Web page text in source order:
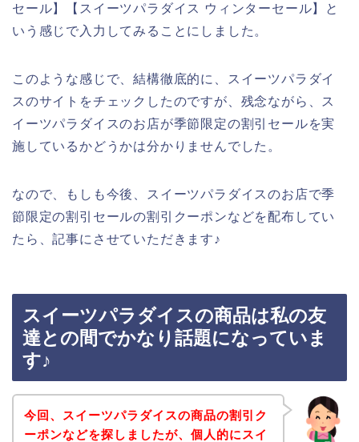
セール】【スイーツパラダイス ウィンターセール】と
いう感じで入力してみることにしました。
このような感じで、結構徹底的に、スイーツパラダイ
スのサイトをチェックしたのですが、残念ながら、ス
イーツパラダイスのお店が季節限定の割引セールを実
施しているかどうかは分かりませんでした。
なので、もしも今後、スイーツパラダイスのお店で季
節限定の割引セールの割引クーポンなどを配布してい
たら、記事にさせていただきます♪
スイーツパラダイスの商品は私の友
達との間でかなり話題になっていま
す♪
今回、スイーツパラダイスの商品の割引ク
ーポンなどを探しましたが、個人的にスイ